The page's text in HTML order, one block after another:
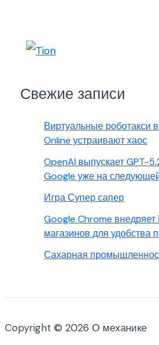
Свежие записи
Виртуальные роботакси
Online устраивают хаос
OpenAI выпускает GPT-
Google уже на
Игра Супер сапер
Google Chrome
магазинов для удобства
Сахарная
Copyright © 2026 О механике